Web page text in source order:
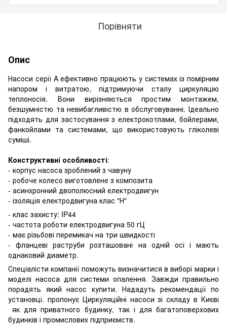
Порівняти
Опис
Насоси серії A ефективно працюють у системах із помірним
напором і витратою, підтримуючи сталу циркуляцію
теплоносія. Вони вирізняються простим монтажем,
безшумністю та невибагливістю в обслуговуванні. Ідеально
підходять для застосування з електрокотлами, бойлерами,
фанкойлами та системами, що використовують гліколеві
суміші.
Конструктивні особливості:
- корпус насоса зроблений з чавуну
- робоче колесо виготовлене з композита
- асинхронний двополюсний електродвигун
- ізоляція електродвигуна клас "Н"
- клас захисту: IP44
- частота роботи електродвигуна 50 гЦ
- має різьбові перемикач на три швидкості
- фланцеві раструби розташовані на одній осі і мають
однаковий диаметр.
Спеціалісти компанії поможуть визначитися в виборі марки і
моделі насоса для системи опалення. Завжди правильно
порадять який насос купити. Нададуть рекомендації по
установці. пропонує Циркуляційні насоси зі складу в Києві
як для приватного будинку, так і для багатоповерхових
будинків і промислових підприємств.